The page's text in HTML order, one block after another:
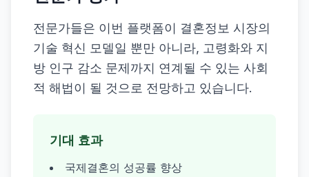
전문가들은 이번 플랫폼이 결혼정보 시장의
기술 혁신 모델일 뿐만 아니라, 고령화와 지
방 인구 감소 문제까지 연계될 수 있는 사회
적 해법이 될 것으로 전망하고 있습니다.
기대 효과
국제결혼의 성공률 향상